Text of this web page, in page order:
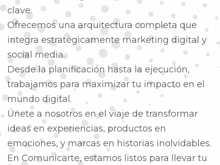
clave.
Ofrecemos una arquitectura completa que
integra estratégicamente marketing digital y
social media.
Desde la planificación hasta la ejecución,
trabajamos para maximizar tu impacto en el
mundo digital.
Únete a nosotros en el viaje de transformar
ideas en experiencias, productos en
emociones, y marcas en historias inolvidables.
En Comunicarte, estamos listos para llevar tu